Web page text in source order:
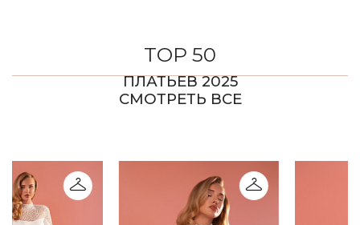
ТОP 50
ПЛАТЬЕВ 2025
СМОТРЕТЬ ВСЕ